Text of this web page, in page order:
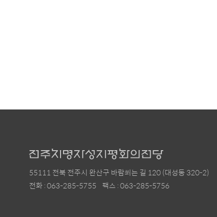
55111 전북 전주시 완산구 바람쐬는 길 120 (대성동 320-2)
전화 : 063-285-5755
팩스 : 063-285-5756